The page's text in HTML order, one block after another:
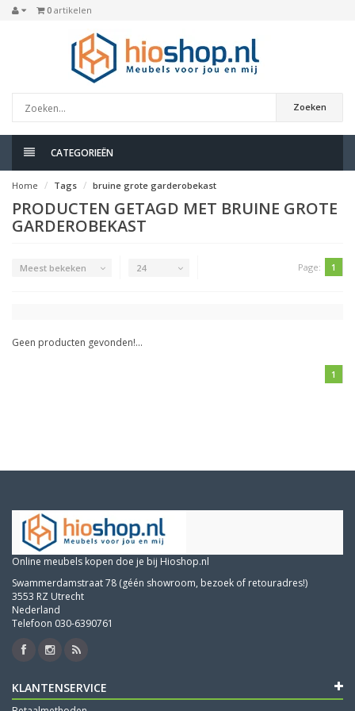
0 artikelen
Zoeken
CATEGORIEËN
Home Tags bruine grote garderobekast
PRODUCTEN GETAGD MET BRUINE GROTE
GARDEROBEKAST
Meest bekeken 24 Page: 1
Geen producten gevonden!...
1
Online meubels kopen doe je bij Hioshop.nl
Swammerdamstraat 78 (géén showroom, bezoek of retouradres!)
3553 RZ Utrecht
Nederland
Telefoon 030-6390761
KLANTENSERVICE